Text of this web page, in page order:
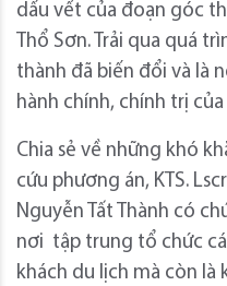
dấu vết của đoạn góc
Thổ Sơn. Trải qua quá
thành đã biến đổi và là
hành chính, chính trị
Chia sẻ về những khó
cứu phương án, KTS.
Nguyễn Tất Thành có
nơi tập trung tổ chức
khách du lịch mà còn là